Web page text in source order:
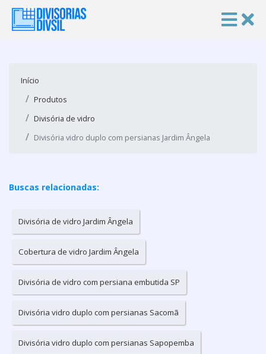
Início
Produtos
Divisória de vidro
Divisória vidro duplo com persianas Jardim Ângela
Buscas relacionadas:
Divisória de vidro Jardim Ângela
Cobertura de vidro Jardim Ângela
Divisória de vidro com persiana embutida SP
Divisória vidro duplo com persianas Sacomã
Divisória vidro duplo com persianas Sapopemba